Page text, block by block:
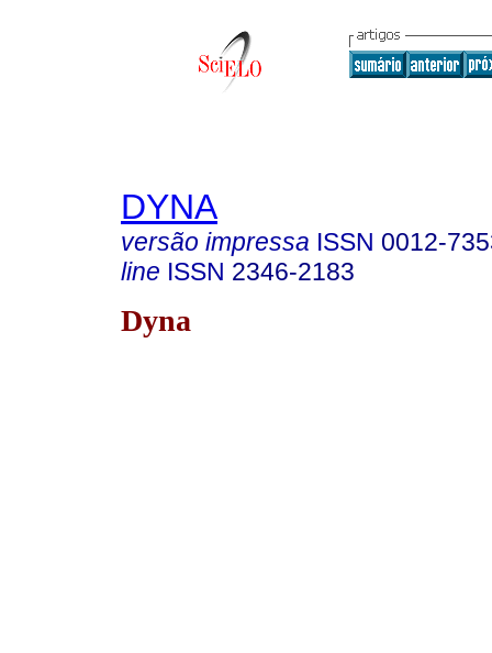
DYNA
versão impressa ISSN 0012-
line ISSN 2346-2183
Dyna